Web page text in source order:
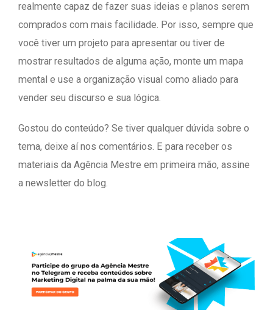
realmente capaz de fazer suas ideias e planos serem
comprados com mais facilidade. Por isso, sempre que
você tiver um projeto para apresentar ou tiver de
mostrar resultados de alguma ação, monte um mapa
mental e use a organização visual como aliado para
vender seu discurso e sua lógica.
Gostou do conteúdo? Se tiver qualquer dúvida sobre o
tema, deixe aí nos comentários. E para receber os
materiais da Agência Mestre em primeira mão, assine
a newsletter do blog.